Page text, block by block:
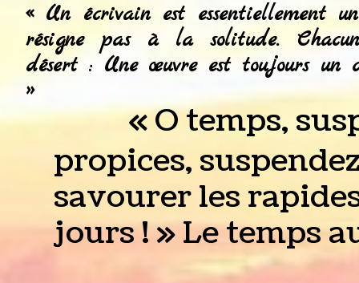
« Un écrivain est essentiellement
résigne pas à la solitude.
désert : Une œuvre est toujours un
»
« O temps,
propices,
savourer les
jours ! » Le temps